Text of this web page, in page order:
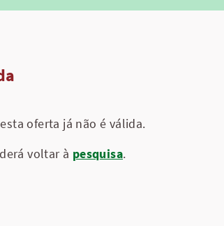
oferta já não é válida.
voltar à pesquisa.